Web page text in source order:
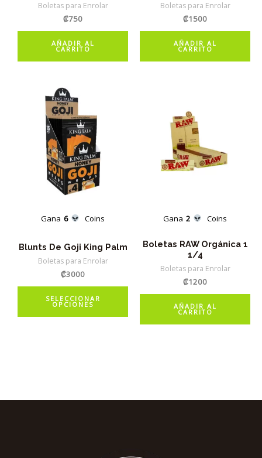
Boletas para Enrolar
₡750
AÑADIR AL
CARRITO
Boletas para Enrolar
₡1500
AÑADIR AL
CARRITO
Gana 6 Coins
Blunts De Goji King Palm
Boletas para Enrolar
₡3000
SELECCIONAR
OPCIONES
tiene
se
Gana 2 Coins
Boletas RAW Orgánica 1
1/4
Boletas para Enrolar
₡1200
AÑADIR AL
CARRITO